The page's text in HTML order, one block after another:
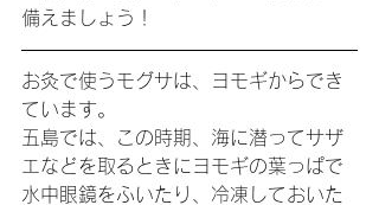
備えましょう！
お灸で使うモグサは、ヨモギからでき
ています。
五島では、この時期、海に潜ってサザ
エなどを取るときにヨモギの葉っぱで
水中眼鏡をふいたり、冷凍しておいた